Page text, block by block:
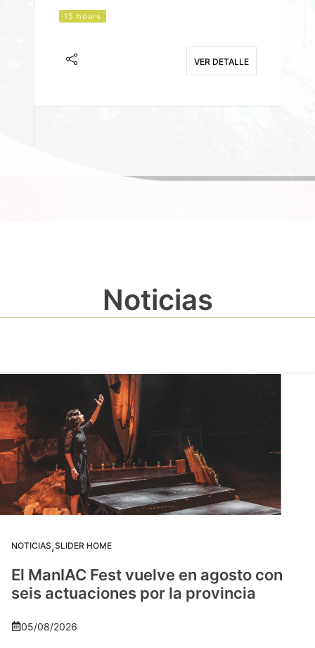
15 hours
VER DETALLE
Noticias
NOTICIAS,SLIDER HOME
El ManIAC Fest vuelve en agosto con
seis actuaciones por la provincia
05/08/2026